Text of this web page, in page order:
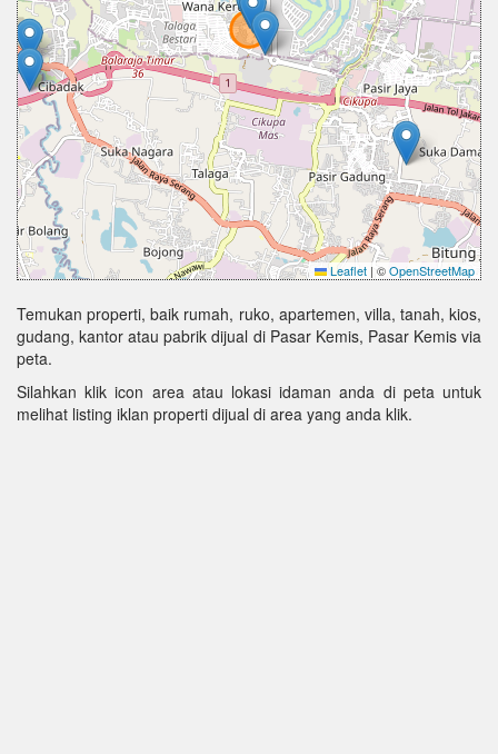
Leaflet | ©OpenStreetMap
Temukan properti, baik rumah, ruko, apartemen, villa, tanah, kios,
gudang, kantor atau pabrik dijual di Pasar Kemis, Pasar Kemis via
peta.
Silahkan klik icon area atau lokasi idaman anda di peta untuk
melihat listing iklan properti dijual di area yang anda klik.